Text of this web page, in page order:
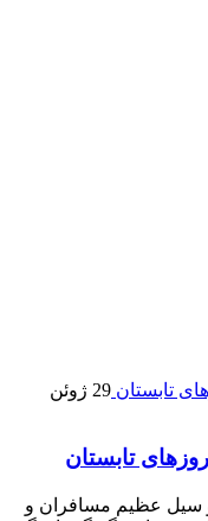
29 ژوئن
تابستان
و سیل عظیم مسافران و